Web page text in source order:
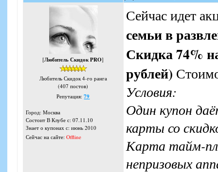
[Любитель Скидок PRO]
Любитель Скидок 4-го ранга
(407 постов)
Репутация:79
Город: Москва
Состоит В Клубе с: 07.11.10
Знает о купонах с: июнь 2010
Сейчас на сайте: Offline
Сейчас идет
семьи в
Скидка 74%
рублей)
Условия:
Один купон
карты со
Карта тайм-
непризовых